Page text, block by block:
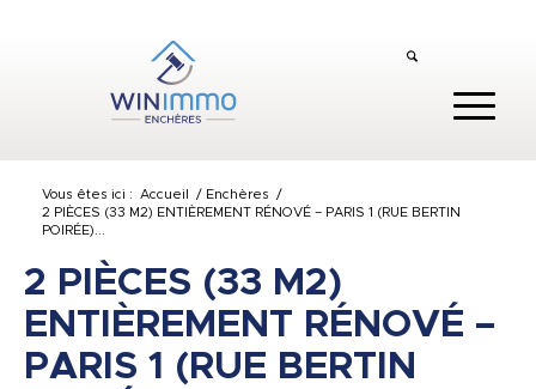
Vous êtes ici : Accueil / Enchères
/
2 PIÈCES (33 M2) ENTIÈREMENT RÉNOVÉ – PARIS 1 (RUE BERTIN
POIRÉE)...
2 PIÈCES (33 M2)
ENTIÈREMENT RÉNOVÉ –
PARIS 1 (RUE BERTIN